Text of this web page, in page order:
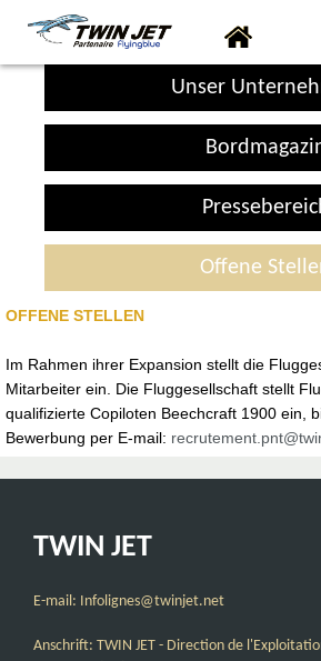
Unser
Offene
OFFENE STELLEN
Im Rahmen ihrer Expansion stellt die
Mitarbeiter ein. Die Fluggesellschaft stellt
qualifizierte Copiloten Beechcraft 1900 ein,
Bewerbung per E-mail:
TWIN JET
E-mail: Infolignes@twinjet.net
Anschrift: TWIN JET - Direction de